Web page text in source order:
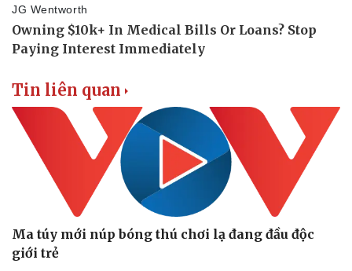
Tin liên quan
Ma túy mới núp bóng thú chơi lạ đang đầu độc
giới trẻ